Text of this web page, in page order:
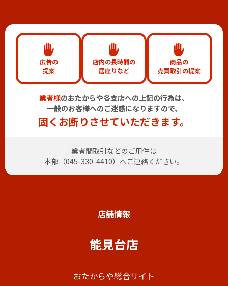
広告の
提案
店内の長時間の
居座りなど
商品の
売買取引の提案
業者様のおたからや各支店への上記の行為は、
一般のお客様へのご迷惑になりますので、
固くお断りさせていただきます。
業者間取引などのご用件は
本部（045-330-4410）へご連絡ください。
店舗情報
能見台店
おたからや総合サイト